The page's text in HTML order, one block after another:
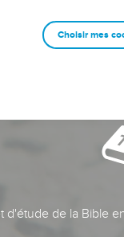
de la Bible
Choisir mes